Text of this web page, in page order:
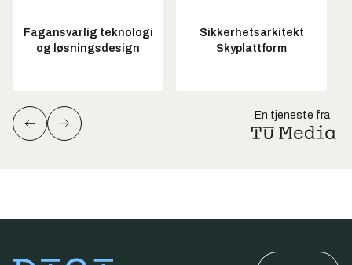
Fagansvarlig teknologi
og løsningsdesign
Sikkerhetsarkitekt
Skyplattform
En tjeneste fra